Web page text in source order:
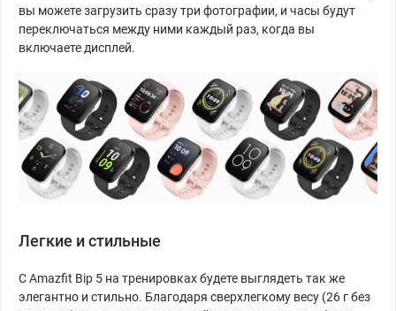
вы можете загрузить сразу три фотографии, и часы будут
переключаться между ними каждый раз, когда вы
включаете дисплей.
Легкие и стильные
С Amazfit Bip 5 на тренировках будете выглядеть так же
элегантно и стильно. Благодаря сверхлегкому весу (26 г без